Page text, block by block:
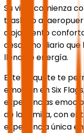
Su viaje comienza
traslado al
alojamiento
desayuno diario
lleno de energía.
Este paquete te
emoción en Six
experiencias
de la familia, con
experiencia única